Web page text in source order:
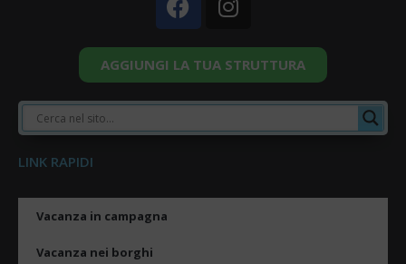
AGGIUNGI LA TUA STRUTTURA
LINK RAPIDI
Vacanza in campagna
Vacanza nei borghi